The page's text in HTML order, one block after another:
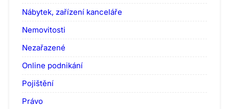
Nábytek, zařízení kanceláře
Nemovitosti
Nezařazené
Online podnikání
Pojištění
Právo